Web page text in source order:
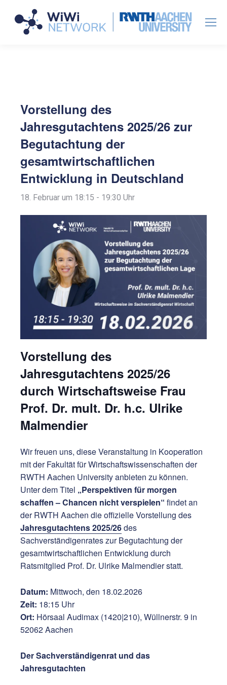
Vorstellung des
Jahresgutachtens 2025/26 zur
Begutachtung der
gesamtwirtschaftlichen
Entwicklung in Deutschland
18. Februar um 18:15 - 19:30
Vorstellung des
Jahresgutachtens 2025/26
durch Wirtschaftsweise Frau
Prof. Dr. mult. Dr. h.c. Ulrike
Malmendier
Wir freuen uns, diese Veranstaltung in Kooperation
mit der Fakultät für Wirtschaftswissenschaften der
RWTH Aachen Universityanbieten zu können.
Unter dem Titel „Perspektiven für morgen
schaffen – Chancen nicht verspielen“ findet an
der RWTH Aachen die offizielle Vorstellung des
Jahresgutachtens 2025/26des
Sachverständigenrates zur Begutachtung der
gesamtwirtschaftlichen Entwicklung durch
Ratsmitglied Prof. Dr. Ulrike Malmendier statt.
Datum: Mittwoch, den 18.02.2026
Zeit: 18:15 Uhr
Ort: Hörsaal Audimax (1420|210), Wüllnerstr. 9 in
52062 Aachen
Der Sachverständigenrat und das
Jahresgutachten